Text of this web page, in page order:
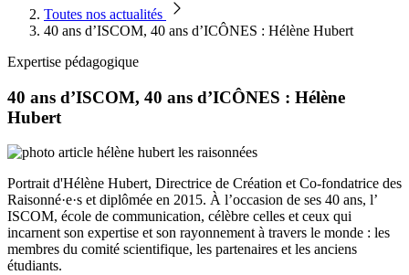
Toutes nos actualités
40 ans d’ISCOM, 40 ans d’ICÔNES : Hélène Hubert
Expertise pédagogique
40 ans d’ISCOM, 40 ans d’ICÔNES : Hélène
Hubert
Portrait d'Hélène Hubert, Directrice de Création et Co-fondatrice des
Raisonné·e·s et diplômée en 2015. À l’occasion de ses 40 ans, l’
ISCOM, école de communication, célèbre celles et ceux qui
incarnent son expertise et son rayonnement à travers le monde : les
membres du comité scientifique, les partenaires et les anciens
étudiants.